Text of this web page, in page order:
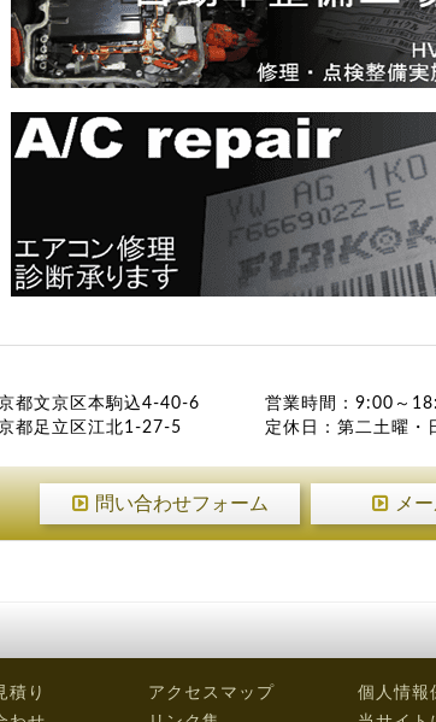
都文京区本駒込4-40-6
都足立区江北1-27-5
営業時間：9:00～
定休日：第二土曜・
問い合わせフォーム メ
積り
アクセスマップ
個人情報